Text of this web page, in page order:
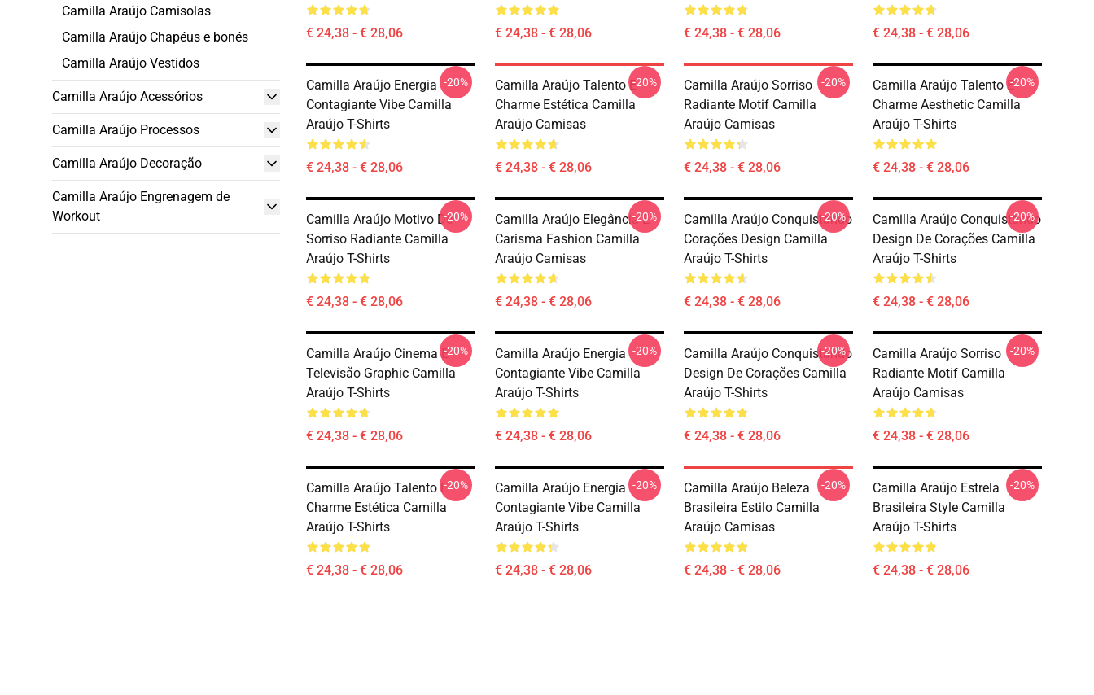
Camilla Araújo Camisolas
Camilla Araújo Chapéus e bonés
Camilla Araújo Vestidos
Camilla Araújo Acessórios
Camilla Araújo Processos
Camilla Araújo Decoração
Camilla Araújo Engrenagem de
Workout
€ 24,38 - € 28,06 € 24,38 - € 28,06 € 24,38 - € 28,06 € 24,38 - € 28,06
Camilla Araújo Energia
Contagiante Vibe Camilla
Araújo T-Shirts
€ 24,38 - € 28,06
-20%
Camilla Araújo Talento E
Charme Estética Camilla
Araújo Camisas
€ 24,38 - € 28,06
-20%
Camilla Araújo Sorriso
Radiante Motif Camilla
Araújo Camisas
€ 24,38 - € 28,06
-20%
Camilla Araújo Talento E
Charme Aesthetic Camilla
Araújo T-Shirts
€ 24,38 - € 28,06
-20%
Camilla Araújo Motivo De
Sorriso Radiante Camilla
Araújo T-Shirts
€ 24,38 - € 28,06
-20%
Camilla Araújo Elegância E
Carisma Fashion Camilla
Araújo Camisas
€ 24,38 - € 28,06
-20%
Camilla Araújo Conquistando
Corações Design Camilla
Araújo T-Shirts
€ 24,38 - € 28,06
-20%
Camilla Araújo Conquistando
Design De Corações Camilla
Araújo T-Shirts
€ 24,38 - € 28,06
-20%
Camilla Araújo Cinema E
Televisão Graphic Camilla
Araújo T-Shirts
€ 24,38 - € 28,06
-20%
Camilla Araújo Energia
Contagiante Vibe Camilla
Araújo T-Shirts
€ 24,38 - € 28,06
-20%
Camilla Araújo Conquistando
Design De Corações Camilla
Araújo T-Shirts
€ 24,38 - € 28,06
-20%
Camilla Araújo Sorriso
Radiante Motif Camilla
Araújo Camisas
€ 24,38 - € 28,06
-20%
Camilla Araújo Talento E
Charme Estética Camilla
Araújo T-Shirts
€ 24,38 - € 28,06
-20%
Camilla Araújo Energia
Contagiante Vibe Camilla
Araújo T-Shirts
€ 24,38 - € 28,06
-20%
Camilla Araújo Beleza
Brasileira Estilo Camilla
Araújo Camisas
€ 24,38 - € 28,06
-20%
Camilla Araújo Estrela
Brasileira Style Camilla
Araújo T-Shirts
€ 24,38 - € 28,06
-20%